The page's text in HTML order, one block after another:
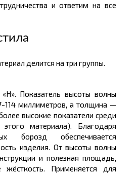
и ответим на все
делится на три группы.
Показатель высоты волны
114 миллиметров, а толщина —
высокие показатели среди
этого материала). Благодаря
борозд обеспечивается
изделия. От высоты волны
и полезная площадь,
Применяется для